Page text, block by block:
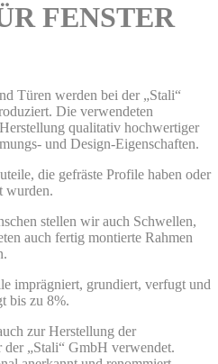
FENSTER
Türen werden bei der „Stali“
Die verwendeten
qualitativ hochwertiger
und Design-Eigenschaften.
die gefräste Profile haben oder
wurden.
stellen wir auch Schwellen,
auch fertig montierte Rahmen
imprägniert, grundiert, verfugt und
bis zu 8%.
zur Herstellung der
der „Stali“ GmbH verwendet.